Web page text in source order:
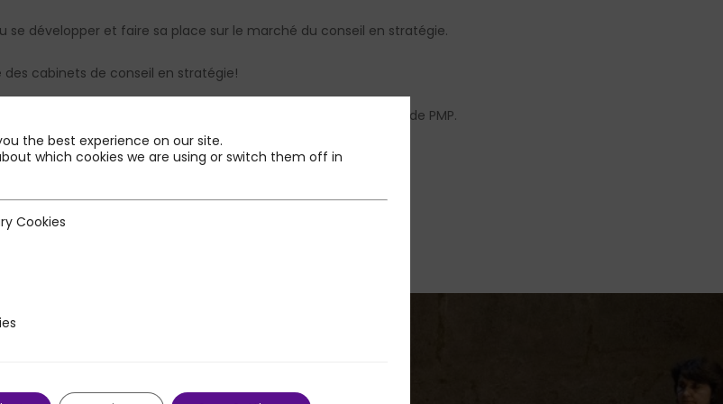
développer et faire sa place sur le marché du conseil en stratégie.
des cabinets de conseil en stratégie!
associé fondateur de PMP.
the best experience on our site.
which cookies we are using or switch them off in
Cookies